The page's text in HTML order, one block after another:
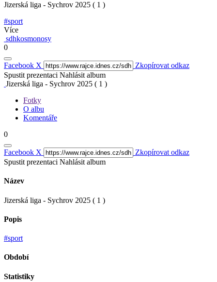
Jizerská liga - Sychrov 2025 ( 1 )
#sport
Více
sdhkosmonosy
0
Facebook X
Zkopírovat odkaz
Spustit prezentaci Nahlásit album
Jizerská liga - Sychrov 2025 ( 1 )
Fotky
O albu
Komentáře
0
Facebook X
Zkopírovat odkaz
Spustit prezentaci Nahlásit album
Název
Jizerská liga - Sychrov 2025 ( 1 )
Popis
#sport
Období
Statistiky